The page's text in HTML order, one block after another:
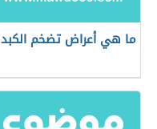
ما هي أعراض تضخم الكبد